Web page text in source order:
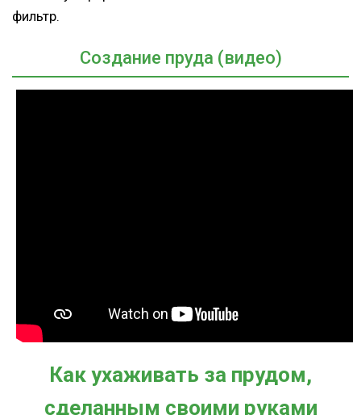
фильтр.
Создание пруда (видео)
Как ухаживать за прудом,
сделанным своими руками